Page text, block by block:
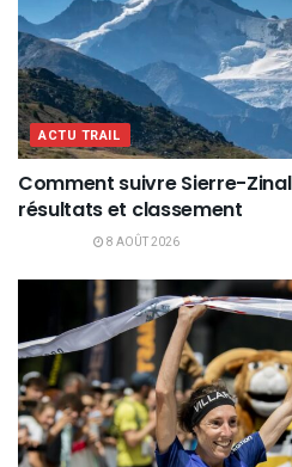
ACTU TRAIL
Comment suivre Sierre-
résultats et classement
8 AOÛT 2026